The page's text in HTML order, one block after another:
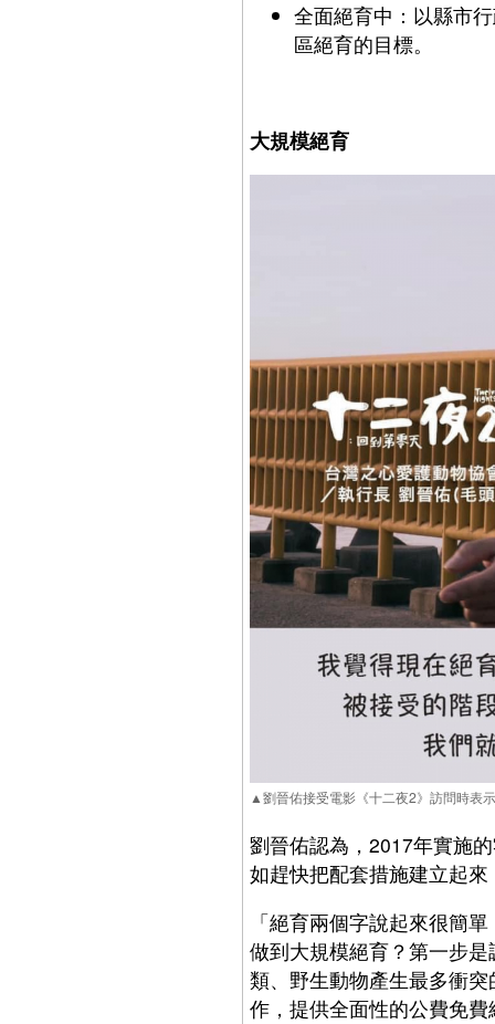
全面絕育中：以縣市
區絕育的目標。
大規模絕育
▲劉晉佑接受電影《十二夜2》訪問時表
劉晉佑認為，2017年實施
如趕快把配套措施建立起
「絕育兩個字說起來很簡
做到大規模絕育？第一步
類、野生動物產生最多衝
作，提供全面性的公費免